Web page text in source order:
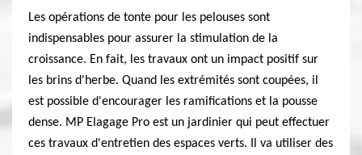
Les opérations de tonte pour les pelouses sont
indispensables pour assurer la stimulation de la
croissance. En fait, les travaux ont un impact positif sur
les brins d'herbe. Quand les extrémités sont coupées, il
est possible d'encourager les ramifications et la pousse
dense. MP Elagage Pro est un jardinier qui peut effectuer
ces travaux d'entretien des espaces verts. Il va utiliser des